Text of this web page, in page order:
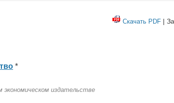
Скачать PDF |
*
издательстве